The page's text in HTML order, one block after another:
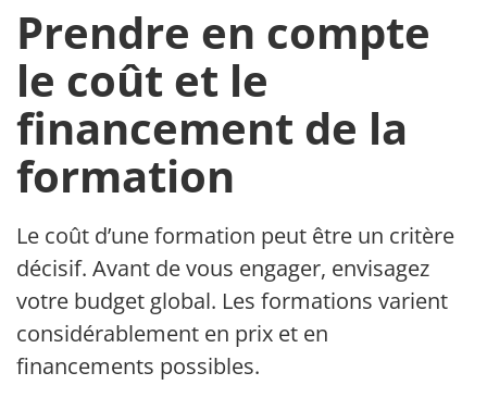
Prendre en compte
le coût et le
financement de la
formation
Le coût d’une formation peut être un critère
décisif. Avant de vous engager, envisagez
votre budget global. Les formations varient
considérablement en prix et en
financements possibles.